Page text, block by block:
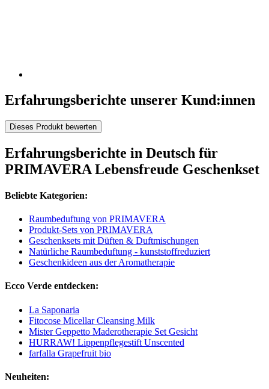
Erfahrungsberichte unserer Kund:innen
Dieses Produkt bewerten
Erfahrungsberichte in Deutsch für
PRIMAVERA Lebensfreude Geschenkset
Beliebte Kategorien:
Raumbeduftung von PRIMAVERA
Produkt-Sets von PRIMAVERA
Geschenksets mit Düften & Duftmischungen
Natürliche Raumbeduftung - kunststoffreduziert
Geschenkideen aus der Aromatherapie
Ecco Verde entdecken:
La Saponaria
Fitocose Micellar Cleansing Milk
Mister Geppetto Maderotherapie Set Gesicht
HURRAW! Lippenpflegestift Unscented
farfalla Grapefruit bio
Neuheiten: